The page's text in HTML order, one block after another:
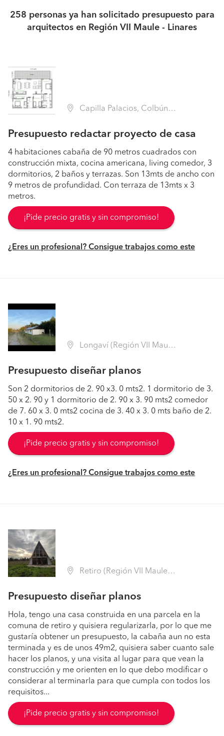
258 personas ya han solicitado presupuesto para
arquitectos en Región VII Maule - Linares
Capilla Palacios, Colbún (Región VII Maule - Linares)
Presupuesto redactar proyecto de casa
4 habitaciones cabaña de 90 metros cuadrados con
construcción mixta, cocina americana, living comedor, 3
dormitorios, 2 baños y terrazas. Son 13mts de ancho con
9 metros de profundidad. Con terraza de 13mts x 3
metros.
¡Pide precio gratis y sin compromiso!
¿Eres un profesional? Consigue trabajos como este
Longaví (Región VII Maule - Linares)
Presupuesto diseñar planos
Son 2 dormitorios de 2. 90 x3. 0 mts2. 1 dormitorio de 3.
50 x 2. 90 y 1 dormitorio de 2. 90 x 3. 90 mts2 comedor
de 7. 60 x 3. 0 mts2 cocina de 3. 40 x 3. 0 mts baño de 2.
10 x 1. 90 mts2.
¡Pide precio gratis y sin compromiso!
¿Eres un profesional? Consigue trabajos como este
Retiro (Región VII Maule - Linares)
Presupuesto diseñar planos
Hola, tengo una casa construida en una parcela en la
comuna de retiro y quisiera regularizarla, por lo que me
gustaría obtener un presupuesto, la cabaña aun no esta
terminada y es de unos 49m2, quisiera saber cuanto sale
hacer los planos, y una visita al lugar para que vean la
construcción y me orienten en lo que debo modificar o
considerar al terminarla para que cumpla con todos los
requisitos...
¡Pide precio gratis y sin compromiso!